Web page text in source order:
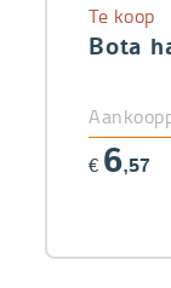
Te koop
€ 6,57